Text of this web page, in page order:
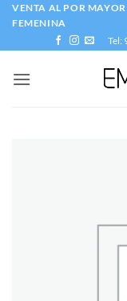
Saltar
contenido
VENTA AL POR
FEMENINA
Tel: